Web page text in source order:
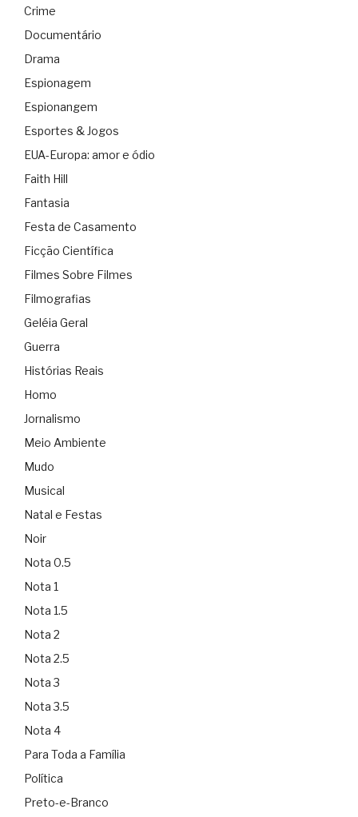
Crime
Documentário
Drama
Espionagem
Espionangem
Esportes & Jogos
EUA-Europa: amor e ódio
Faith Hill
Fantasia
Festa de Casamento
Ficção Científica
Filmes Sobre Filmes
Filmografias
Geléia Geral
Guerra
Histórias Reais
Homo
Jornalismo
Meio Ambiente
Mudo
Musical
Natal e Festas
Noir
Nota 0.5
Nota 1
Nota 1.5
Nota 2
Nota 2.5
Nota 3
Nota 3.5
Nota 4
Para Toda a Família
Política
Preto-e-Branco